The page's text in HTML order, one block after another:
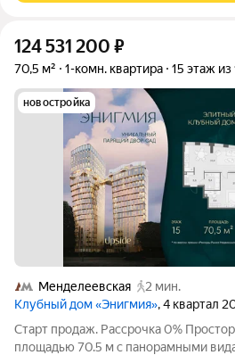
124 531 200 ₽
70,5 м² 1-комн. квартира 15 этаж из
новостройка
Менделеевская
2 мин.
Клубный дом «Энигмия», 4 квартал
Старт продаж. Рассрочка 0%
площадью 70.5 м с панорамными